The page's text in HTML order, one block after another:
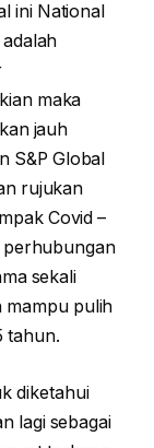
ini National
maka
jauh
S&P Global
rujukan
Covid –
perhubungan
sekali
mampu pulih
tahun.
diketahui
lagi sebagai